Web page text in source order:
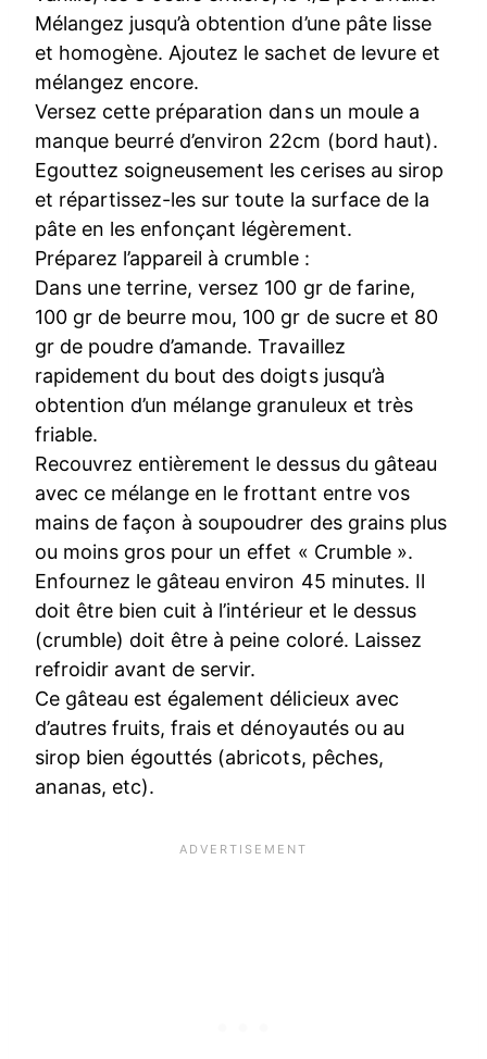
Mélangez jusqu’à obtention d’une pâte lisse
et homogène. Ajoutez le sachet de levure et
mélangez encore.
Versez cette préparation dans un moule a
manque beurré d’environ 22cm (bord haut).
Egouttez soigneusement les cerises au sirop
et répartissez-les sur toute la surface de la
pâte en les enfonçant légèrement.
Préparez l’appareil à crumble :
Dans une terrine, versez 100 gr de farine,
100 gr de beurre mou, 100 gr de sucre et 80
gr de poudre d’amande. Travaillez
rapidement du bout des doigts jusqu’à
obtention d’un mélange granuleux et très
friable.
Recouvrez entièrement le dessus du gâteau
avec ce mélange en le frottant entre vos
mains de façon à soupoudrer des grains plus
ou moins gros pour un effet « Crumble ».
Enfournez le gâteau environ 45 minutes. Il
doit être bien cuit à l’intérieur et le dessus
(crumble) doit être à peine coloré. Laissez
refroidir avant de servir.
Ce gâteau est également délicieux avec
d’autres fruits, frais et dénoyautés ou au
sirop bien égouttés (abricots, pêches,
ananas, etc).